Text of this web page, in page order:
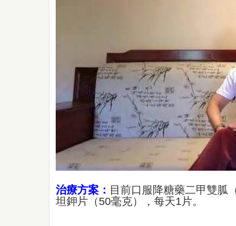
治療方案： 目前口服降糖藥二甲雙胍
坦鉀片（50毫克），每天1片。